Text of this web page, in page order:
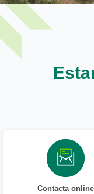
Contacta online